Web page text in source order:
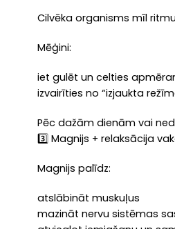
Cilvēka organisms mīl
Mēģini:
iet gulēt un celties
izvairīties no “izjaukta
Pēc dažām dienām vai
3️⃣ Magnijs + relaksācija
Magnijs palīdz:
atslābināt muskuļus
mazināt nervu sistēmas